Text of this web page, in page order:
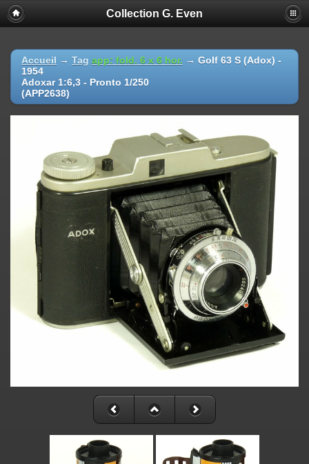
Collection G. Even
Accueil → Tag app: fold. 6 x 6 hor. → Golf 63 S (Adox) -
1954
Adoxar 1:6,3 - Pronto 1/250
(APP2638)